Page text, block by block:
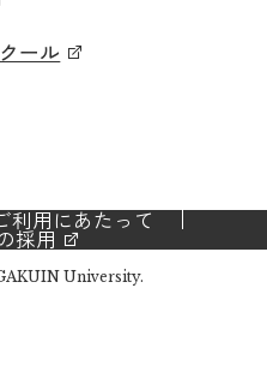
ール
利用にあたって
採用
University.